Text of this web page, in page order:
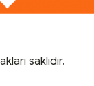
saklıdır.